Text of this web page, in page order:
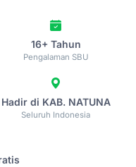
16+ Tahun
Pengalaman SBU
Hadir di KAB. NATUNA
Seluruh Indonesia